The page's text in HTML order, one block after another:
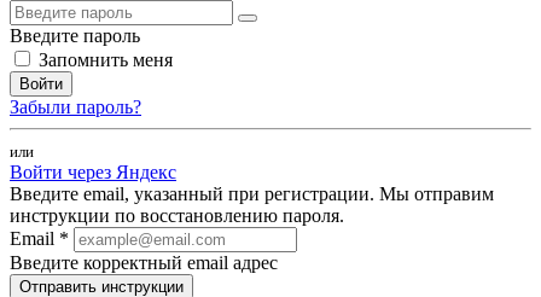
Введите пароль
Запомнить меня
Войти
Забыли пароль?
или
Войти через Яндекс
Введите email, указанный при регистрации. Мы отправим
инструкции по восстановлению пароля.
Email *
Введите корректный email адрес
Отправить инструкции